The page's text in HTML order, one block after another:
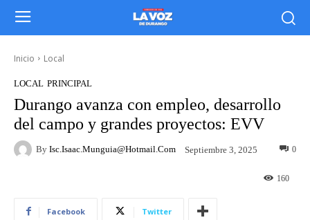
Inicio Local
LOCAL PRINCIPAL
Durango avanza con empleo, desarrollo
del campo y grandes proyectos: EVV
By Isc.isaac.munguia@hotmail.com Septiembre 3, 2025 0
160
Facebook Twitter